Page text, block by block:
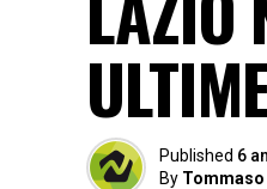
Published 6
By